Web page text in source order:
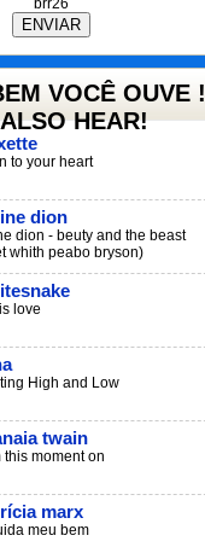
brr26
VOCÊ OUVE !
HEAR!
to your heart
dion
dion - beuty and the beast
whith peabo bryson)
love
High and Low
twain
this moment on
marx
meu bem